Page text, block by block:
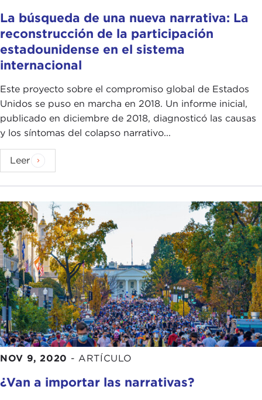
La búsqueda de una nueva narrativa: La
reconstrucción de la participación
estadounidense en el sistema
internacional
Este proyecto sobre el compromiso global de Estados
Unidos se puso en marcha en 2018. Un informe inicial,
publicado en diciembre de 2018, diagnosticó las causas
y los síntomas del colapso narrativo...
Leer
NOV 9, 2020 - ARTÍCULO
¿Van a importar las narrativas?